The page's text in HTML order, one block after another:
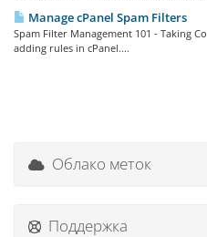
Manage cPanel Spam Filters
Spam Filter Management 101 - Taking
adding rules in cPanel....
Облако меток
Поддержка